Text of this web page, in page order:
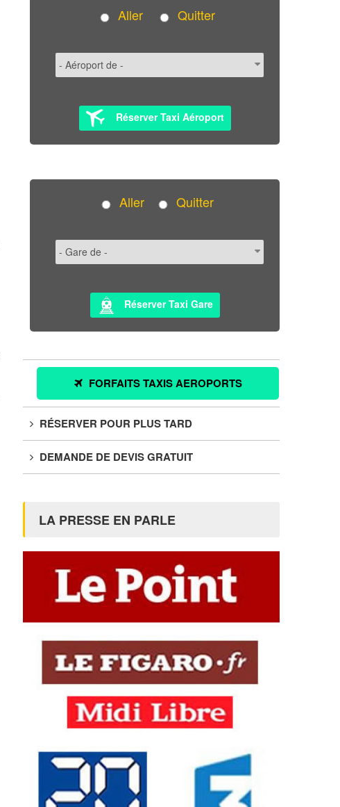
Aller Quitter
Réserver Taxi Aéroport
Aller Quitter
Réserver Taxi Gare
FORFAITS TAXIS AEROPORTS
RÉSERVER POUR PLUS TARD
DEMANDE DE DEVIS GRATUIT
LA PRESSE EN PARLE